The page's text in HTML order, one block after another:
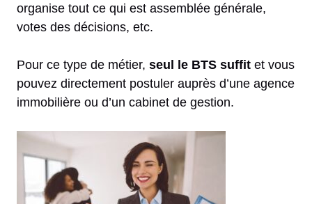
organise tout ce qui est assemblée générale,
votes des décisions, etc.
Pour ce type de métier, seul le BTS suffit et vous
pouvez directement postuler auprès d’une agence
immobilière ou d’un cabinet de gestion.